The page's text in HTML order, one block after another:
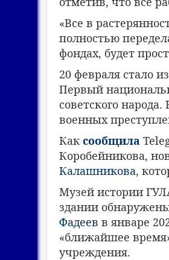
«Все в
полностью
фондах, будет
20 февраля стало
Первый
советского
военных
Как сообщила
Коробейникова,
Калашникова,
Музей истории
здании
Фадеев в январе
«ближайшее
учреждения.